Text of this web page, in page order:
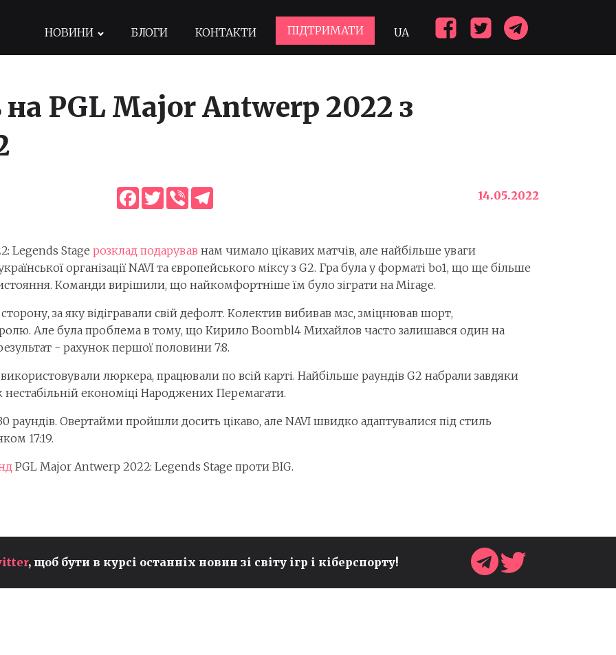
НОВИНИ БЛОГИ КОНТАКТИ ПІДТРИМАТИ UA
PGL Major Antwerp 2022 з
Facebook
Twitter
ViberTelegram 14.05.2022
Legends Stage розклад подарував нам чимало цікавих матчів, але найбільше уваги
організації NAVI та європейського міксу з G2. Гра була у форматі bo1, що ще більше
Команди вирішили, що найкомфортніше їм було зіграти на Mirage.
за яку відігравали свій дефолт. Колектив вибивав мзс, зміцнював шорт,
Але була проблема в тому, що Кирило Boombl4 Михайлов часто залишався один на
- рахунок першої половини 7:8.
люркера, працювали по всій карті. Найбільше раундів G2 набрали завдяки
нестабільній економіці Народжених Перемагати.
раундів. Овертайми пройшли досить цікаво, але NAVI швидко адаптувалися під стиль
17:19.
PGL Major Antwerp 2022: Legends Stage проти BIG.
, щоб бути в курсі останніх новин зі світу ігр і кіберспорту!
PEYZ ІЗ T1 ПРЕТЕНДУЄ НА
ЗВАННЯ НАЙКРАЩОГО ADC
У СВІТІ ПІСЛЯ
ОЧІЛЬНИК SONIC TEAM
АНОНСУВАВ НОВІ